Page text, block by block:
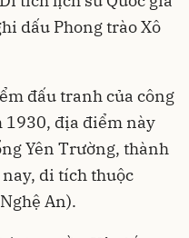
dấu Phong trào Xô
đấu tranh của công
địa điểm này
Yên Trường, thành
di tích thuộc
An).